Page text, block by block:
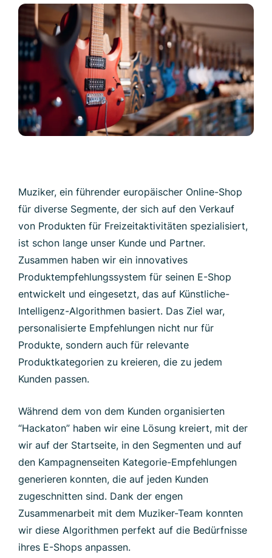
Muziker, ein führender europäischer Online-Shop
für diverse Segmente, der sich auf den Verkauf
von Produkten für Freizeitaktivitäten spezialisiert,
ist schon lange unser Kunde und Partner.
Zusammen haben wir ein innovatives
Produktempfehlungssystem für seinen E-Shop
entwickelt und eingesetzt, das auf Künstliche-
Intelligenz-Algorithmen basiert. Das Ziel war,
personalisierte Empfehlungen nicht nur für
Produkte, sondern auch für relevante
Produktkategorien zu kreieren, die zu jedem
Kunden passen.
Während dem von dem Kunden organisierten
“Hackaton” haben wir eine Lösung kreiert, mit der
wir auf der Startseite, in den Segmenten und auf
den Kampagnenseiten Kategorie-Empfehlungen
generieren konnten, die auf jeden Kunden
zugeschnitten sind. Dank der engen
Zusammenarbeit mit dem Muziker-Team konnten
wir diese Algorithmen perfekt auf die Bedürfnisse
ihres E-Shops anpassen.